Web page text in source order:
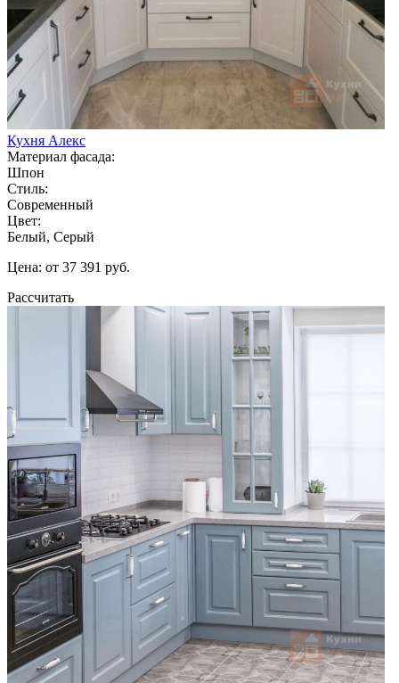
Кухня Алекс
Материал фасада:
Шпон
Стиль:
Современный
Цвет:
Белый, Серый
Цена: от 37 391 руб.
Рассчитать